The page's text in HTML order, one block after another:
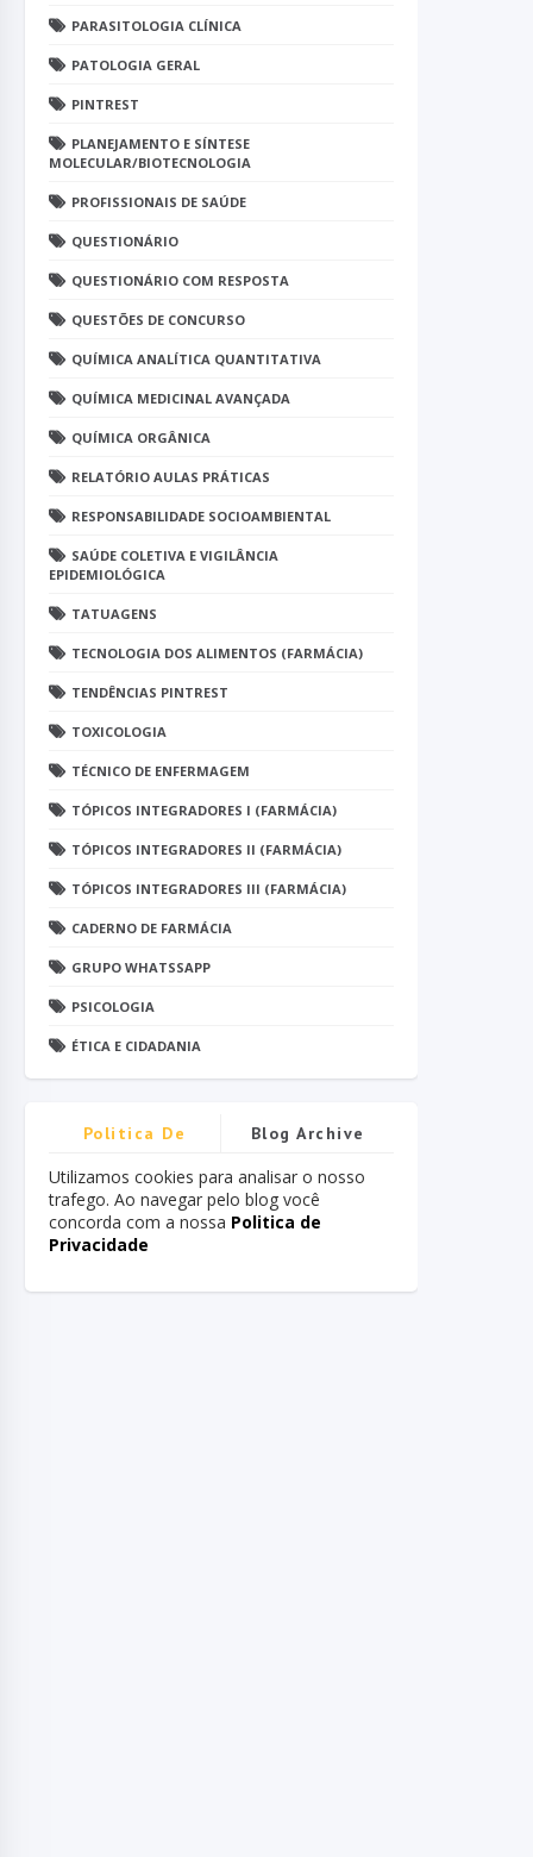
PARASITOLOGIA CLÍNICA
PATOLOGIA GERAL
PINTREST
PLANEJAMENTO E SÍNTESE
MOLECULAR/BIOTECNOLOGIA
PROFISSIONAIS DE SAÚDE
QUESTIONÁRIO
QUESTIONÁRIO COM RESPOSTA
QUESTÕES DE CONCURSO
QUÍMICA ANALÍTICA QUANTITATIVA
QUÍMICA MEDICINAL AVANÇADA
QUÍMICA ORGÂNICA
RELATÓRIO AULAS PRÁTICAS
RESPONSABILIDADE SOCIOAMBIENTAL
SAÚDE COLETIVA E VIGILÂNCIA
EPIDEMIOLÓGICA
TATUAGENS
TECNOLOGIA DOS ALIMENTOS (FARMÁCIA)
TENDÊNCIAS PINTREST
TOXICOLOGIA
TÉCNICO DE ENFERMAGEM
TÓPICOS INTEGRADORES I (FARMÁCIA)
TÓPICOS INTEGRADORES II (FARMÁCIA)
TÓPICOS INTEGRADORES III (FARMÁCIA)
CADERNO DE FARMÁCIA
GRUPO WHATSSAPP
PSICOLOGIA
ÉTICA E CIDADANIA
Politica De
Privacidade
Blog Archive
Utilizamos cookies para analisar o nosso
trafego. Ao navegar pelo blog você
concorda com a nossa Politica de
Privacidade